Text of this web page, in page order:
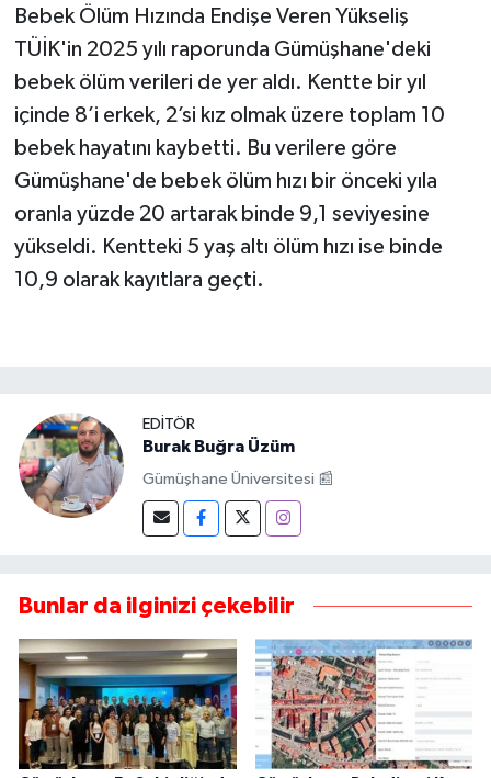
Bebek Ölüm Hızında Endişe Veren Yükseliş
TÜİK'in 2025 yılı raporunda Gümüşhane'deki
bebek ölüm verileri de yer aldı. Kentte bir yıl
içinde 8’i erkek, 2’si kız olmak üzere toplam 10
bebek hayatını kaybetti. Bu verilere göre
Gümüşhane'de bebek ölüm hızı bir önceki yıla
oranla yüzde 20 artarak binde 9,1 seviyesine
yükseldi. Kentteki 5 yaş altı ölüm hızı ise binde
10,9 olarak kayıtlara geçti.
EDITÖR
Burak Buğra Üzüm
Gümüşhane Üniversitesi 📰
Bunlar da ilginizi çekebilir